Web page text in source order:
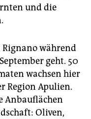
und die
Rignano während
geht. 50
wachsen hier
Region Apulien.
Anbauflächen
Oliven,